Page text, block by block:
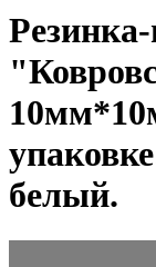
белый.